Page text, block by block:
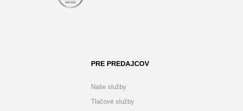
PRE PREDAJCOV
Naše služby
Tlačové služby